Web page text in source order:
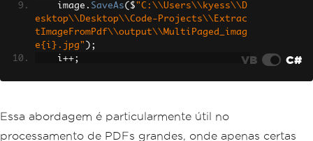
    image
. SaveAs( $ "C:\\Users\\kyess\\D
esktop\\Desktop\\Code-Projects\\Extrac
tImageFromPdf\\output\\MultiPaged_imag
e{i}.jpg" );
    i
++;
VB C#
Essa abordagem é particularmente útil no
processamento de PDFs grandes, onde apenas certas